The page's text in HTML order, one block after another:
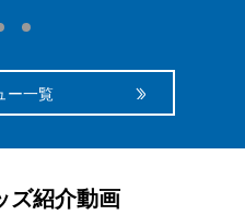
ー一覧
ズ紹介動画